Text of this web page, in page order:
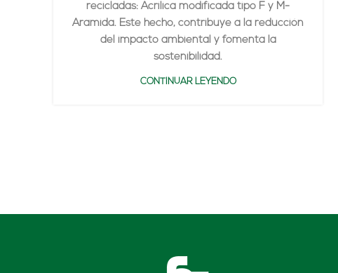
recicladas: Acrílica modificada tipo F y M-
Aramida. Este hecho, contribuye a la reducción
del impacto ambiental y fomenta la
sostenibilidad.
CONTINUAR LEYENDO